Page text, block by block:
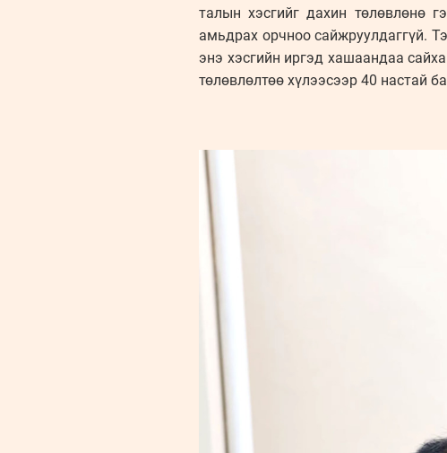
талын хэсгийг дахин төлөвлөнө
амьдрах орчноо сайжруулдаггүй.
энэ хэсгийн иргэд хашаандаа
төлөвлөлтөө хүлээсээр 40 настай